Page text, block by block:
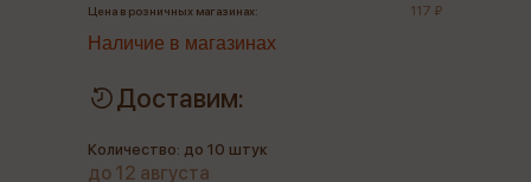
Цена в розничных магазинах: 117 ₽
Наличие в магазинах
Доставим:
Количество: до 10 штук
до 12 августа